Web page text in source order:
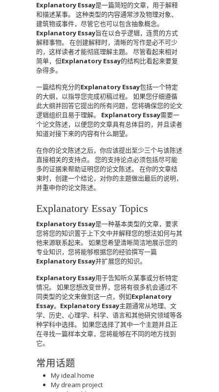
Explanatory Essay是一篇简短的文章，用于解释
和描述某事。 这种类型的内容通常涉及物理对象、
建筑物或事件，尽管它也可以包含抽象概念。
Explanatory Essay旨在以合乎逻辑，连贯的方式
解释事物。 在创建解释时，清晰的写作是必不可少
的，这样读者才能彻底理解主题。 尽管看起来相对
简单，但Explanatory Essay的结构比看起来要复
杂得多。
一篇结构充分的Explanatory Essay包括一个特定
的大纲，以指导您完成初稿过程。 如果您仔细遵循
此大纲并回答它提出的所有问题，您将确保您的论文
逻辑组织且易于理解。 Explanatory Essay需要一
个论文陈述，以便您的文章具有总体目的，并且读者
知道对接下来的内容有什么期望。
在你的论文陈述之后，你应该提出至少三个与该陈述
直接相关的支持点。 您的支持论点必须包括尽可能
多的证据来帮助证明您的论文陈述。 在你的文章结
束时，创建一个结论，对你的主题做出最后的说明，
并重申你的论文陈述。
Explanatory Essay Topics
Explanatory Essay是一种基本类型的文章，要求
您将您的知识置于上下文中并解释您的想法如何与其
他来源联系起来。 如果您希望清晰简洁地展示您的
专业知识，您将能够根据您的经验撰写一篇
Explanatory Essay并扩展您的知识。
Explanatory Essay用于告知听众某事或分析特定
情况。 如果您想改变世界，您将有很多机会通过不
同类型的论文来做到这一点，例如Explanatory
Essay。 Explanatory Essay主题通常从地理、文
学、历史、心理学、科学、语言和其他研究领域等各
种学科中选择。 如果您选择了其中一个主题并且正
在寻找一篇样本文章，您将能够在不同的地方找到
它。
常用话题
My ideal home
My dream project